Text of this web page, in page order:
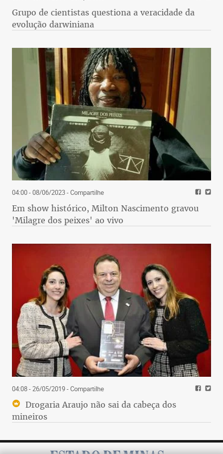
Grupo de cientistas questiona a veracidade da
evolução darwiniana
04:00 - 08/06/2023- Compartilhe
Em show histórico, Milton Nascimento gravou
'Milagre dos peixes' ao vivo
04:08 - 26/05/2019- Compartilhe
Drogaria Araujo não sai da cabeça dos
mineiros